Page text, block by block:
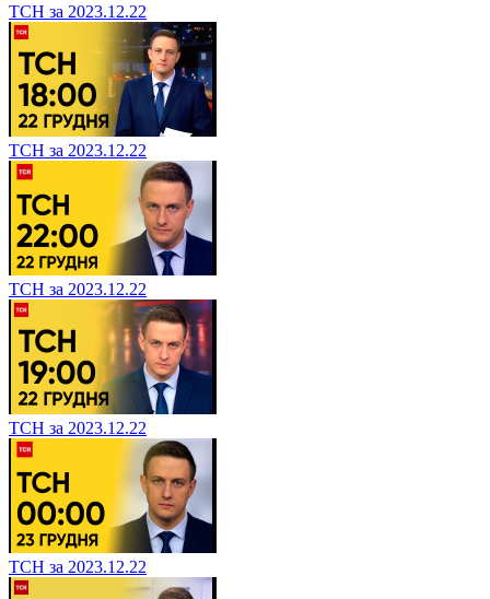
ТСН за 2023.12.22
ТСН за 2023.12.22
ТСН за 2023.12.22
ТСН за 2023.12.22
ТСН за 2023.12.22